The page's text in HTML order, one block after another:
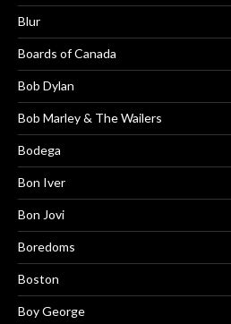
Blur
Boards of Canada
Bob Dylan
Bob Marley & The Wailers
Bodega
Bon Iver
Bon Jovi
Boredoms
Boston
Boy George